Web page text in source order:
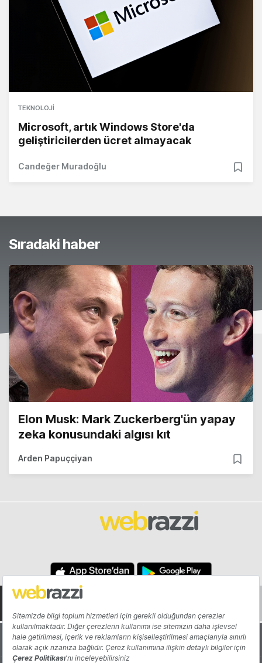
TEKNOLOJI
Microsoft, artık Windows Store'da
geliştiricilerden ücret almayacak
Candeğer Muradoğlu
Sıradaki haber
Elon Musk: Mark Zuckerberg'ün yapay
zeka konusundaki algısı kıt
Arden Papuççiyan
Hakkında Yazarlar